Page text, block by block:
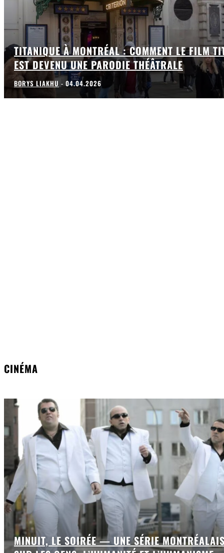
TITANIQUE À MONTRÉAL : COMMENT LE FILM
EST DEVENU UNE PARODIE THÉÂTRALE
BORYS LIAKHU - 04.04.2026
CINÉMA
MINUIT, LE SOIRÉE — UNE SÉRIE